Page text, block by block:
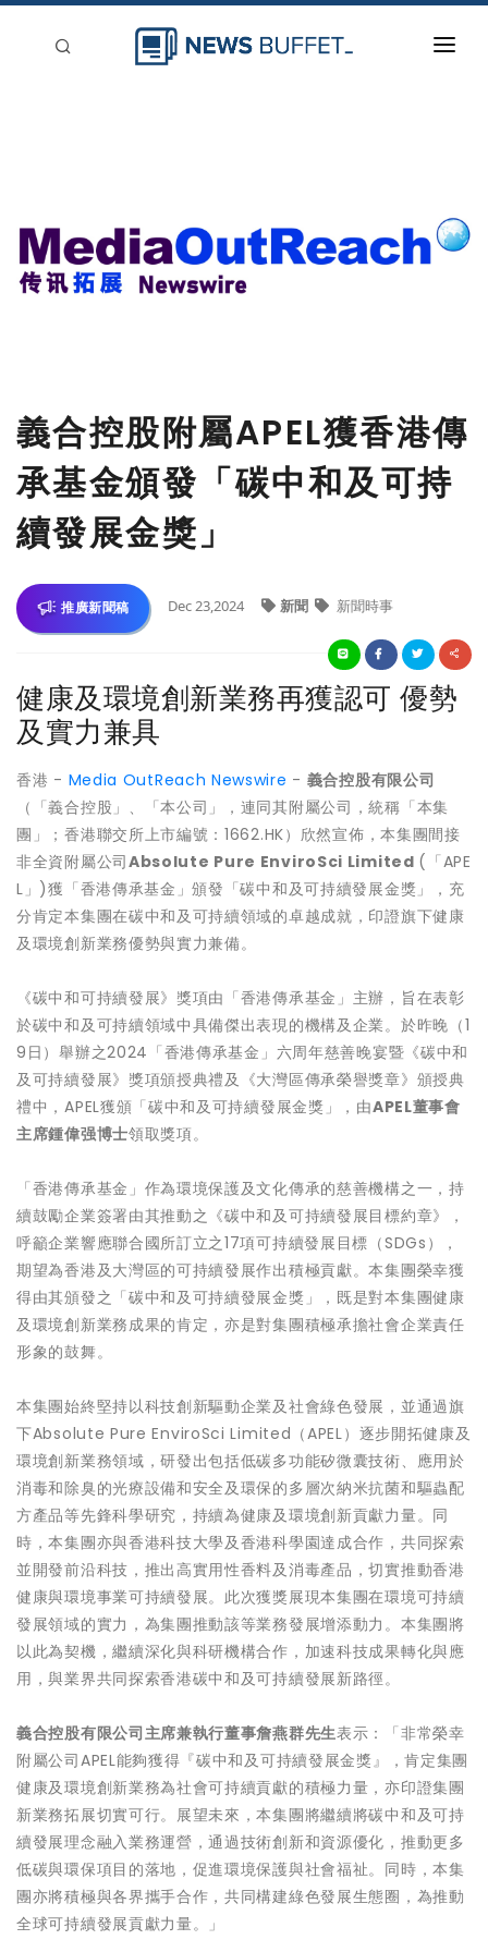
刊登
義合控股附屬APEL獲香港傳
承基金頒發「碳中和及可持
續發展金獎」
推廣新聞稿 Dec 23,2024 新聞 新聞時事
健康及環境創新業務再獲認可 優勢
及實力兼具
香港 - Media OutReach Newswire - 義合控股有限公司
（「義合控股」、「本公司」，連同其附屬公司，統稱「本集
團」；香港聯交所上市編號：1662.HK）欣然宣佈，本集團間接
非全資附屬公司Absolute Pure EnviroSci Limited (「APE
L」)獲「香港傳承基金」頒發「碳中和及可持續發展金獎」，充
分肯定本集團在碳中和及可持續領域的卓越成就，印證旗下健康
及環境創新業務優勢與實力兼備。
《碳中和可持續發展》獎項由「香港傳承基金」主辦，旨在表彰
於碳中和及可持續領域中具備傑出表現的機構及企業。於昨晚（1
9日）舉辦之2024「香港傳承基金」六周年慈善晚宴暨《碳中和
及可持續發展》獎項頒授典禮及《大灣區傳承榮譽獎章》頒授典
禮中，APEL獲頒「碳中和及可持續發展金獎」，由APEL董事會
主席鍾偉强博士領取獎項。
「香港傳承基金」作為環境保護及文化傳承的慈善機構之一，持
續鼓勵企業簽署由其推動之《碳中和及可持續發展目標約章》，
呼籲企業響應聯合國所訂立之17項可持續發展目標（SDGs），
期望為香港及大灣區的可持續發展作出積極貢獻。本集團榮幸獲
得由其頒發之「碳中和及可持續發展金獎」，既是對本集團健康
及環境創新業務成果的肯定，亦是對集團積極承擔社會企業責任
形象的鼓舞。
本集團始終堅持以科技創新驅動企業及社會綠色發展，並通過旗
下Absolute Pure EnviroSci Limited（APEL）逐步開拓健康及
環境創新業務領域，研發出包括低碳多功能矽微囊技術、應用於
消毒和除臭的光療設備和安全及環保的多層次納米抗菌和驅蟲配
方產品等先鋒科學研究，持續為健康及環境創新貢獻力量。同
時，本集團亦與香港科技大學及香港科學園達成合作，共同探索
並開發前沿科技，推出高實用性香料及消毒產品，切實推動香港
健康與環境事業可持續發展。此次獲獎展現本集團在環境可持續
發展領域的實力，為集團推動該等業務發展增添動力。本集團將
以此為契機，繼續深化與科研機構合作，加速科技成果轉化與應
用，與業界共同探索香港碳中和及可持續發展新路徑。
義合控股有限公司主席兼執行董事詹燕群先生表示：「非常榮幸
附屬公司APEL能夠獲得『碳中和及可持續發展金獎』，肯定集團
健康及環境創新業務為社會可持續貢獻的積極力量，亦印證集團
新業務拓展切實可行。展望未來，本集團將繼續將碳中和及可持
續發展理念融入業務運營，通過技術創新和資源優化，推動更多
低碳與環保項目的落地，促進環境保護與社會福祉。同時，本集
團亦將積極與各界攜手合作，共同構建綠色發展生態圈，為推動
全球可持續發展貢獻力量。」